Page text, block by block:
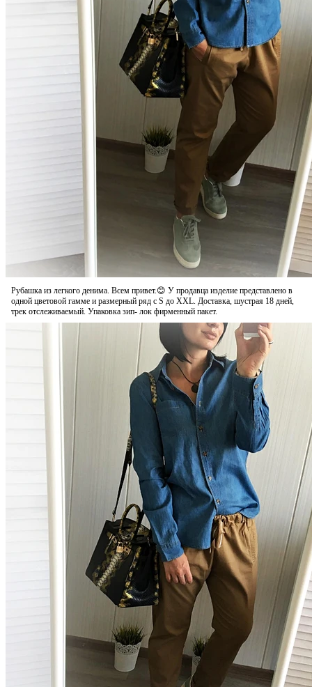
Рубашка из легкого денима. Всем привет.😊 У продавца изделие представлено в
одной цветовой гамме и размерный ряд с S до XXL. Доставка, шустрая 18 дней,
трек отслеживаемый. Упаковка зип- лок фирменный пакет.